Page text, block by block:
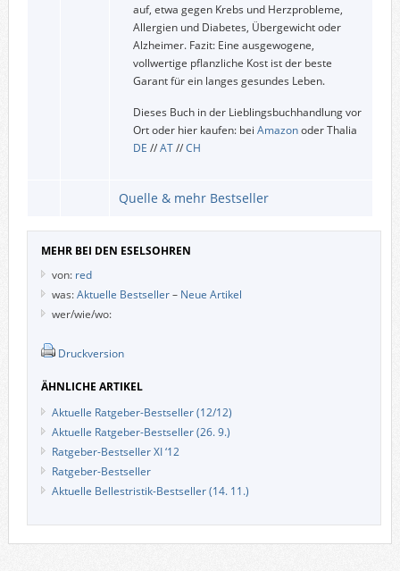
auf, etwa gegen Krebs und Herzprobleme,
Allergien und Diabetes, Übergewicht oder
Alzheimer. Fazit: Eine ausgewogene,
vollwertige pflanzliche Kost ist der beste
Garant für ein langes gesundes Leben.
Dieses Buch in der Lieblingsbuchhandlung vor
Ort oder hier kaufen: bei Amazonoder Thalia
DE //AT//CH
Quelle & mehr Bestseller
MEHR BEI DEN ESELSOHREN
von: red
was:Aktuelle Bestseller– Neue Artikel
wer/wie/wo:
Druckversion
ÄHNLICHE ARTIKEL
Aktuelle Ratgeber-Bestseller (12/12)
Aktuelle Ratgeber-Bestseller (26. 9.)
Ratgeber-Bestseller XI ‘12
Ratgeber-Bestseller
Aktuelle Bellestristik-Bestseller (14. 11.)